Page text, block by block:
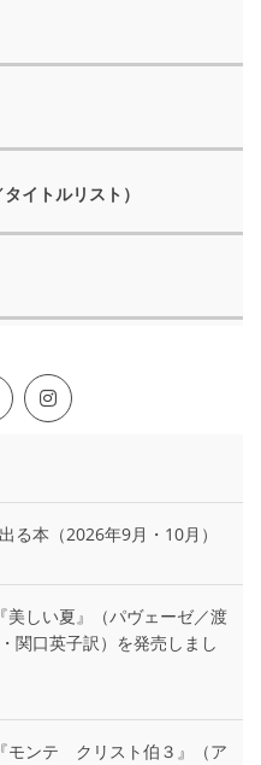
イトルリスト）
る本（2026年9月・10月）
美しい夏』（パヴェーゼ／渡
関口英子訳）を発売しまし
モンテ゠クリスト伯３』（ア